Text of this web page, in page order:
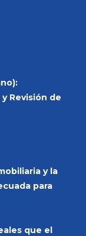
Revisión de
y la
para
que el